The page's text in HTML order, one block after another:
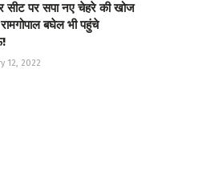
सीट पर सपा नए चेहरे की खोज
बघेल भी पहुंचे
12, 2022